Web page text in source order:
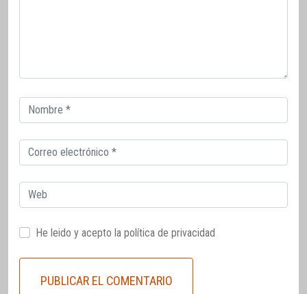
Correo
electrónico
Correo
electrónico
Web
He leido y acepto la política de privacidad